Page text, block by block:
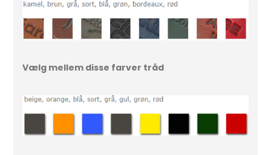
Vælg mellem disse farver tråd